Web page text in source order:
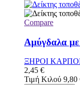
Compare
Αμύγδαλα
ΞΗΡΟΙ
2,45 €
Τιμή Κιλού 9,80